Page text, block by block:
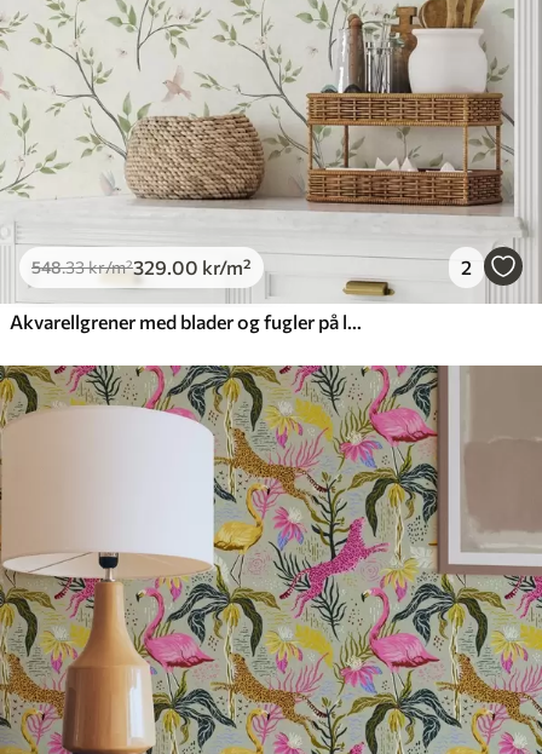
548.33kr/m²329.00 kr/m² 2
Akvarellgrener med blader og fugler på lys bakgrunn